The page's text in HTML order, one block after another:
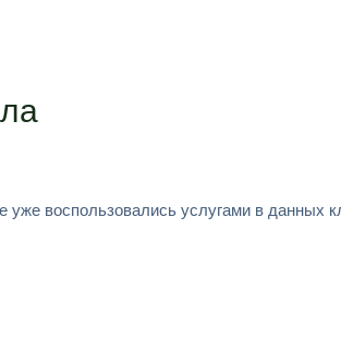
воспользовались услугами в данных